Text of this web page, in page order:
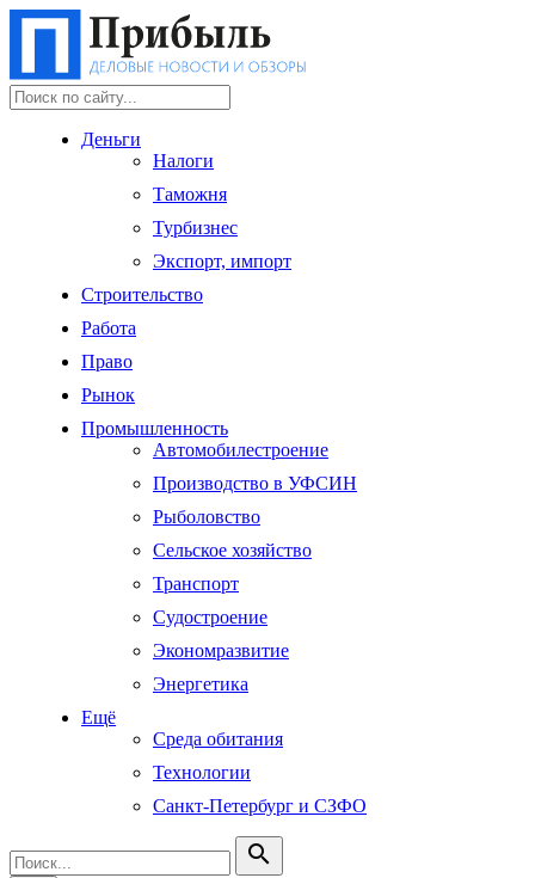
Деньги
Налоги
Таможня
Турбизнес
Экспорт, импорт
Строительство
Работа
Право
Рынок
Промышленность
Автомобилестроение
Производство в УФСИН
Рыболовство
Сельское хозяйство
Транспорт
Судостроение
Экономразвитие
Энергетика
Ещё
Среда обитания
Технологии
Санкт-Петербург и СЗФО
search